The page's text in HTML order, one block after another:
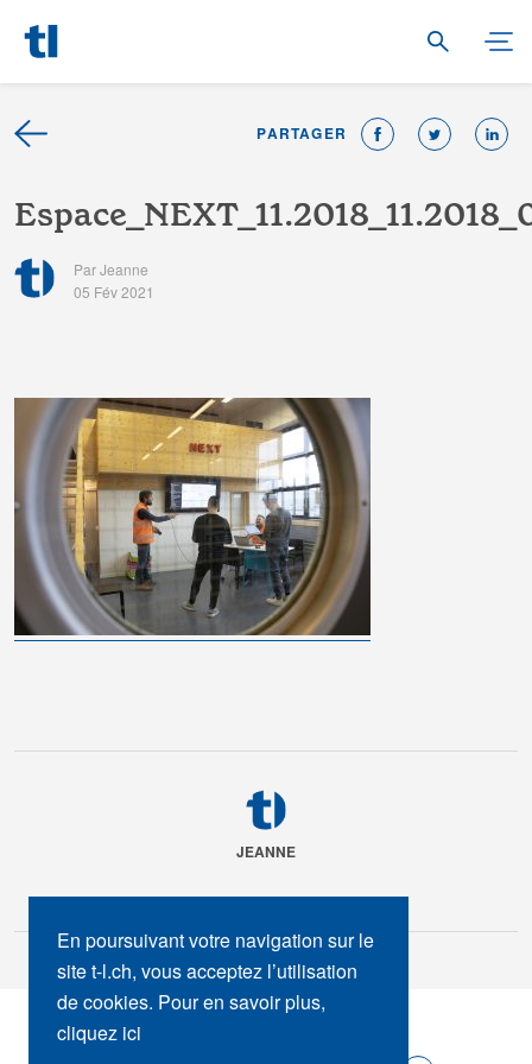
PARTAGER
Espace NEXT 11.2018 11.2018
Par Jeanne
05 Fév 2021
JEANNE
En poursuivant votre navigation sur le
site t-l.ch, vous acceptez l’utilisation
de cookies. Pour en savoir plus,
cliquez ici